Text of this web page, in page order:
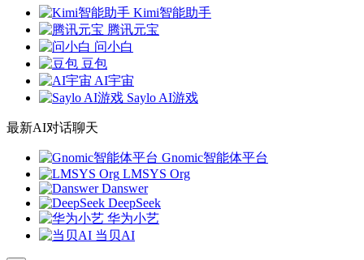
Kimi智能助手
腾讯元宝
问小白
豆包
AI宇宙
Saylo AI游戏
最新AI对话聊天
Gnomic智能体平台
LMSYS Org
Danswer
DeepSeek
华为小艺
当贝AI